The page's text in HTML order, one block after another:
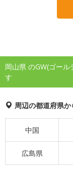
岡山県 のGW(ゴー
す
周辺の都道府県
中国
広島県